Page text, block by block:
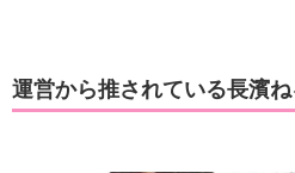
運営から推されている長濱